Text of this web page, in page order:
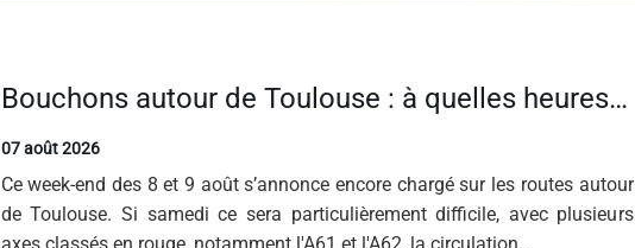
Bouchons autour de Toulouse : à quelles heures prendre la route ce week-end des 8 et 9 août ?
07 août 2026
Ce week-end des 8 et 9 août s’annonce encore chargé sur les routes autour
de Toulouse. Si samedi ce sera particulièrement difficile, avec plusieurs
axes classés en rouge, notamment l'A61 et l'A62, la circulation...